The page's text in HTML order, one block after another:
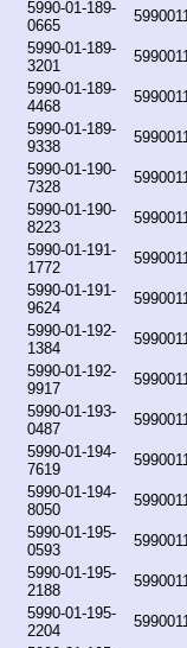
5990-01-189-
0665
5990-01-189-
3201
5990-01-189-
4468
5990-01-189-
9338
5990-01-190-
7328
5990-01-190-
8223
5990-01-191-
1772
5990-01-191-
9624
5990-01-192-
1384
5990-01-192-
9917
5990-01-193-
0487
5990-01-194-
7619
5990-01-194-
8050
5990-01-195-
0593
5990-01-195-
2188
5990-01-195-
2204